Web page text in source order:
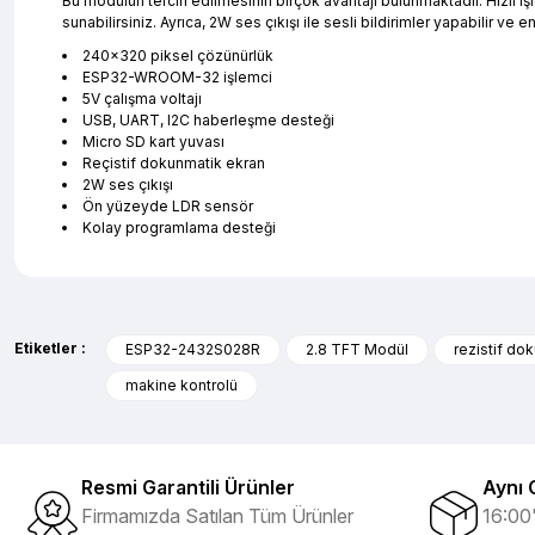
sunabilirsiniz. Ayrıca, 2W ses çıkışı ile sesli bildirimler yapabilir ve
240x320 piksel çözünürlük
ESP32-WROOM-32 işlemci
5V çalışma voltajı
USB, UART, I2C haberleşme desteği
Micro SD kart yuvası
Reçistif dokunmatik ekran
2W ses çıkışı
Ön yüzeyde LDR sensör
Kolay programlama desteği
Ürün resmi kalitesiz, bozuk veya görüntülenemiyor.
Ürün fiyatı diğer sitelerden daha pahalı.
Bu ürüne benzer farklı alternatifler olmalı.
Selim Toprak | 04/08/2026
Kısa sürede geldi. Ürünler de iyi sarılmıştı. Gayet iyi
Etiketler : ESP32-2432S028R 2.8 TFT Modül rezistif
makine kontrolü
Resmi Garantili Ürünler
Firmamızda Satılan Tüm Ürünler
Aynı